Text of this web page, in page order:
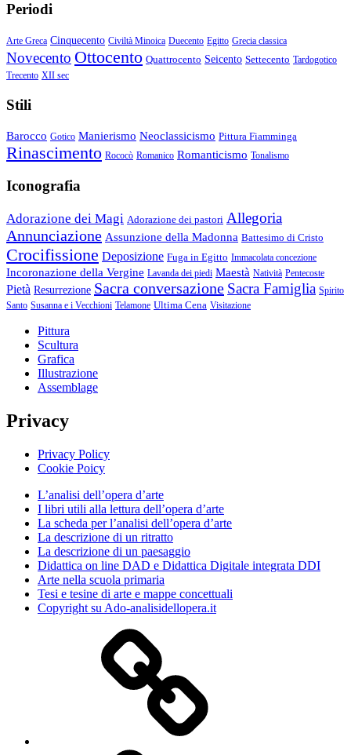
Periodi
Arte Greca Cinquecento Civiltà Minoica Duecento Egitto Grecia classica
Novecento Ottocento Quattrocento Seicento Settecento Tardogotico
Trecento XII sec
Stili
Barocco Gotico Manierismo Neoclassicismo Pittura Fiamminga
Rinascimento Rococò Romanico Romanticismo Tonalismo
Iconografia
Adorazione dei Magi Adorazione dei pastori Allegoria
Annunciazione Assunzione della Madonna Battesimo di Cristo
Crocifissione Deposizione Fuga in Egitto Immacolata concezione
Incoronazione della Vergine Lavanda dei piedi Maestà Natività Pentecoste
Pietà Resurrezione Sacra conversazione Sacra Famiglia Spirito
Santo Susanna e i Vecchioni Telamone Ultima Cena Visitazione
Pittura
Scultura
Grafica
Illustrazione
Assemblage
Privacy
Privacy Policy
Cookie Poicy
L’analisi dell’opera d’arte
I libri utili alla lettura dell’opera d’arte
La scheda per l’analisi dell’opera d’arte
La descrizione di un ritratto
La descrizione di un paesaggio
Didattica on line DAD e Didattica Digitale integrata DDI
Arte nella scuola primaria
Tesi e tesine di arte e mappe concettuali
Copyright su Ado-analisidellopera.it